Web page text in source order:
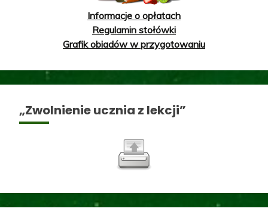
Informacje o opłatach
Regulamin stołówki
Grafik obiadów w przygotowaniu
„Zwolnienie ucznia z lekcji”